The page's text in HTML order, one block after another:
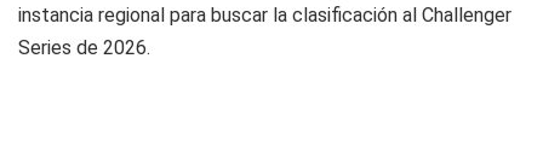
instancia regional para buscar la clasificación al Challenger
Series de 2026.